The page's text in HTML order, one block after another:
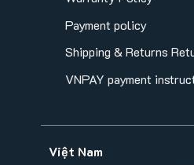
Payment policy
Shipping & Returns
VNPAY payment
Việt Nam